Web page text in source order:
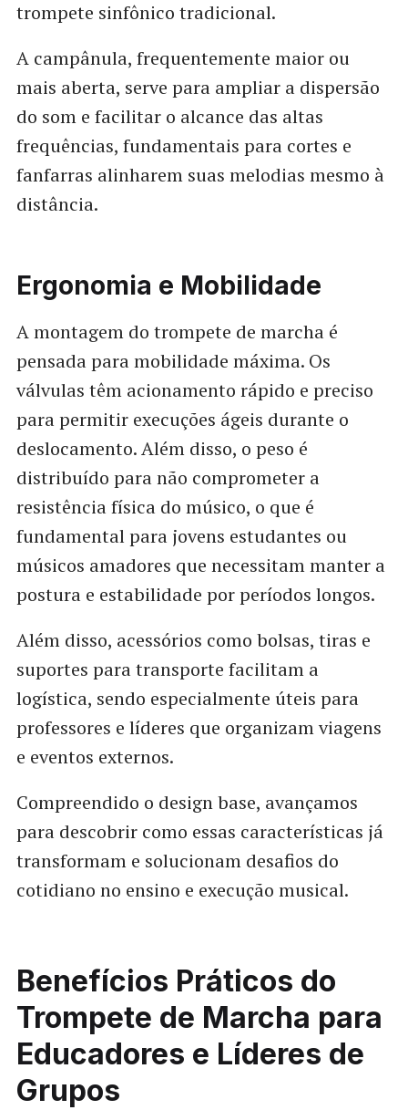
trompete sinfônico tradicional.
A campânula, frequentemente maior ou
mais aberta, serve para ampliar a dispersão
do som e facilitar o alcance das altas
frequências, fundamentais para cortes e
fanfarras alinharem suas melodias mesmo à
distância.
Ergonomia e Mobilidade
A montagem do trompete de marcha é
pensada para mobilidade máxima. Os
válvulas têm acionamento rápido e preciso
para permitir execuções ágeis durante o
deslocamento. Além disso, o peso é
distribuído para não comprometer a
resistência física do músico, o que é
fundamental para jovens estudantes ou
músicos amadores que necessitam manter a
postura e estabilidade por períodos longos.
Além disso, acessórios como bolsas, tiras e
suportes para transporte facilitam a
logística, sendo especialmente úteis para
professores e líderes que organizam viagens
e eventos externos.
Compreendido o design base, avançamos
para descobrir como essas características já
transformam e solucionam desafios do
cotidiano no ensino e execução musical.
Benefícios Práticos do
Trompete de Marcha para
Educadores e Líderes de
Grupos